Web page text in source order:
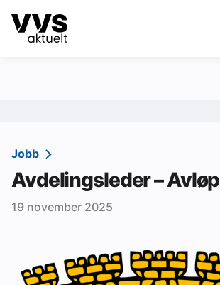
Kategorier
Sanitær
Ventilasjon
Varme og energi
Vann og avløp
Jobb
Avdelingsleder – Avløp
19 november 2025